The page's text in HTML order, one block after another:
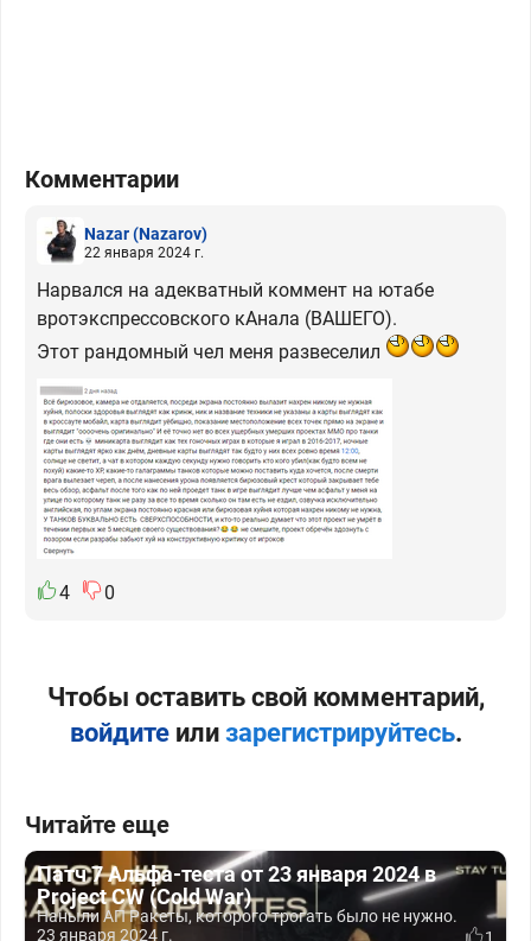
Комментарии
Nazar(Nazarov)
22 января 2024 г.
Нарвался на адекватный коммент на ютабе
вротэкспрессовского кАнала (ВАШЕГО).
Этот рандомный чел меня развеселил
4 0
Чтобы оставить свой комментарий,
войдитеили зарегистрируйтесь.
Читайте еще
Патч 7 Альфа-теста от 23 января 2024 в
Project CW (Cold War)
Наныли АП Ракеты, которого трогать было не нужно.
23 января 2024 г.